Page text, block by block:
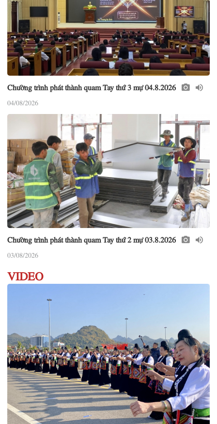
Chường trình phát thành quam Tay thứ 3 mự 04.8.2026
04/08/2026
Chường trình phát thành quam Tay thứ 2 mự 03.8.2026
03/08/2026
VIDEO